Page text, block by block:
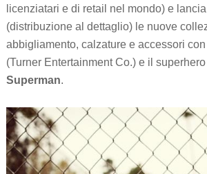
licenziatari e di retail nel mondo) e
(distribuzione al dettaglio) le nuove
abbigliamento, calzature e accessori con
(Turner Entertainment Co.) e il
Superman.